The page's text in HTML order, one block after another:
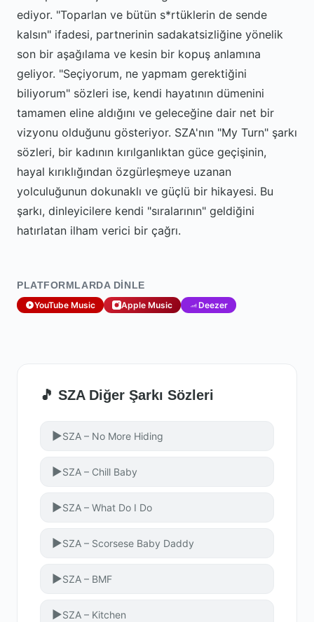
ediyor. "Toparlan ve bütün s*rtüklerin de sende
kalsın" ifadesi, partnerinin sadakatsizliğine yönelik
son bir aşağılama ve kesin bir kopuş anlamına
geliyor. "Seçiyorum, ne yapmam gerektiğini
biliyorum" sözleri ise, kendi hayatının dümenini
tamamen eline aldığını ve geleceğine dair net bir
vizyonu olduğunu gösteriyor. SZA'nın "My Turn" şarkı
sözleri, bir kadının kırılganlıktan güce geçişinin,
hayal kırıklığından özgürleşmeye uzanan
yolculuğunun dokunaklı ve güçlü bir hikayesi. Bu
şarkı, dinleyicilere kendi "sıralarının" geldiğini
hatırlatan ilham verici bir çağrı.
PLATFORMLARDA DINLE
YouTube Music Apple Music Deezer
🎵 SZA Diğer Şarkı Sözleri
▶SZA – No More Hiding
▶SZA – Chill Baby
▶SZA – What Do I Do
▶SZA – Scorsese Baby Daddy
▶SZA – BMF
▶SZA – Kitchen